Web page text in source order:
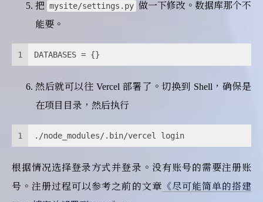
把 mysite/settings.py 做一下修改。数据库那个不
能要。
1 DATABASES = {}
然后就可以往 Vercel 部署了。切换到 Shell，确保是
在项目目录，然后执行
1 ./node_modules/.bin/vercel login
根据情况选择登录方式并登录。没有账号的需要注册账
号。注册过程可以参考之前的文章 《尽可能简单的搭建